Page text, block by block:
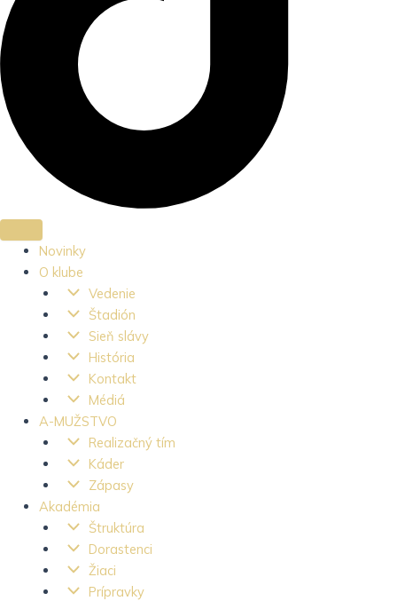
Novinky
O klube
Vedenie
Štadión
Sieň slávy
História
Kontakt
Médiá
A-MUŽSTVO
Realizačný tím
Káder
Zápasy
Akadémia
Štruktúra
Dorastenci
Žiaci
Prípravky